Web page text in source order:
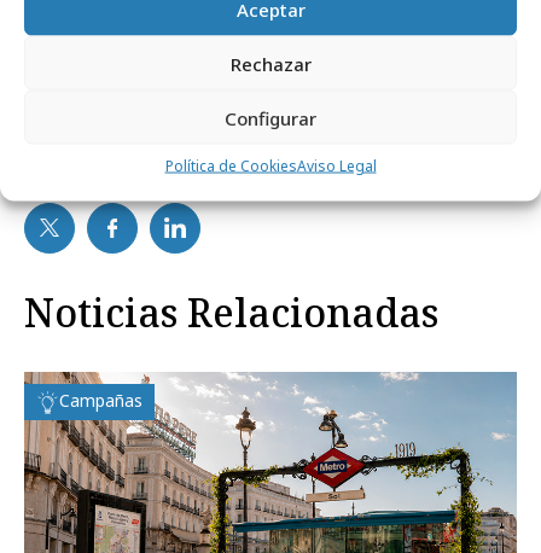
Aceptar
Rechazar
Configurar
Política de CookiesAviso Legal
cervecera este verano, de julio a septiembre.
Noticias Relacionadas
Campañas